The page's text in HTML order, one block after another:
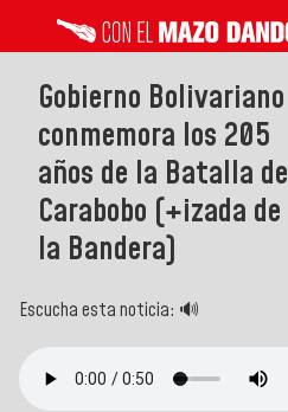
Gobierno Bolivariano
conmemora los 205
años de la Batalla de
Carabobo (+izada de
la Bandera)
Escucha esta noticia: 🔊